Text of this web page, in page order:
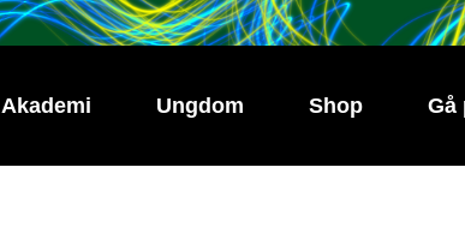
Akademi Ungdom Shop Gå